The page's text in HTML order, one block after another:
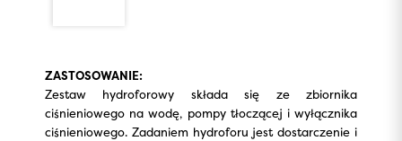
ZASTOSOWANIE:
Zestaw hydroforowy składa się ze zbiornika
ciśnieniowego na wodę, pompy tłoczącej i wyłącznika
ciśnieniowego. Zadaniem hydroforu jest dostarczenie i